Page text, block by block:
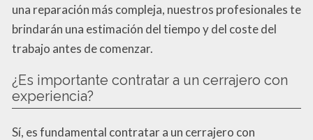
una reparación más compleja, nuestros profesionales te
brindarán una estimación del tiempo y del coste del
trabajo antes de comenzar.
¿Es importante contratar a un cerrajero con
experiencia?
Sí, es fundamental contratar a un cerrajero con